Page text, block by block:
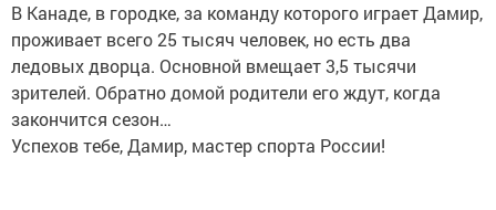
В Канаде, в городке, за команду которого играет Дамир,
проживает всего 25 тысяч человек, но есть два
ледовых дворца. Основной вмещает 3,5 тысячи
зрителей. Обратно домой родители его ждут, когда
закончится сезон…
Успехов тебе, Дамир, мастер спорта России!